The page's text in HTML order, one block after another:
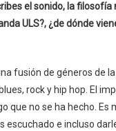
el sonido, la filosofía
ULS?, ¿de dónde
fusión de géneros de
rock y hip hop. El
que no se ha hecho. Es
escuchado e incluso